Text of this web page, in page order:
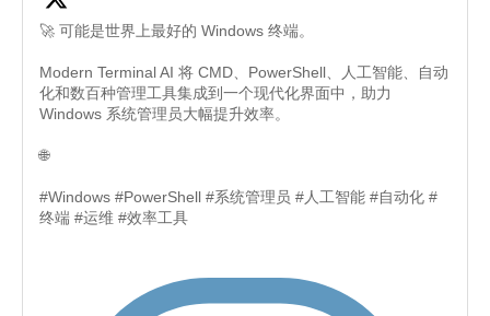
🚀 可能是世界上最好的 Windows 终端。
Modern Terminal AI 将 CMD、PowerShell、人工智能、自动
化和数百种管理工具集成到一个现代化界面中，助力
Windows 系统管理员大幅提升效率。
🌐
#Windows #PowerShell #系统管理员 #人工智能 #自动化 #
终端 #运维 #效率工具